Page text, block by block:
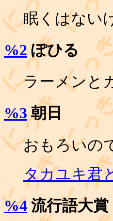
眠くはない
%2 ぽひる
ラーメンと
%3朝日
おもろいの
タカユキ君
%4 流行語大賞